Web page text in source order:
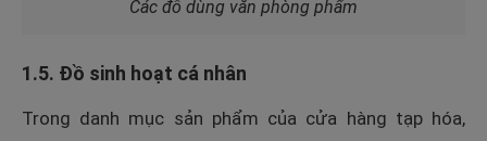
Các đồ dùng văn phòng phẩm
1.5. Đồ sinh hoạt cá nhân
Trong danh mục sản phẩm của cửa hàng tạp hóa,